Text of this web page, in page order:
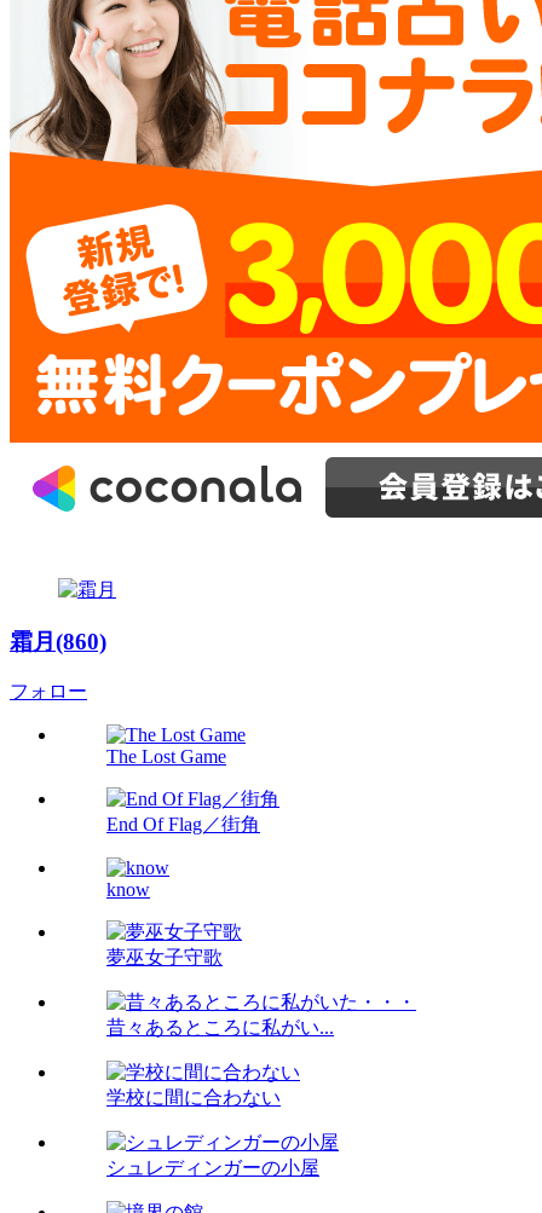
霜月(860)
フォロー
The Lost Game
End Of Flag／街角
know
夢巫女子守歌
昔々あるところに私がい...
学校に間に合わない
シュレディンガーの小屋